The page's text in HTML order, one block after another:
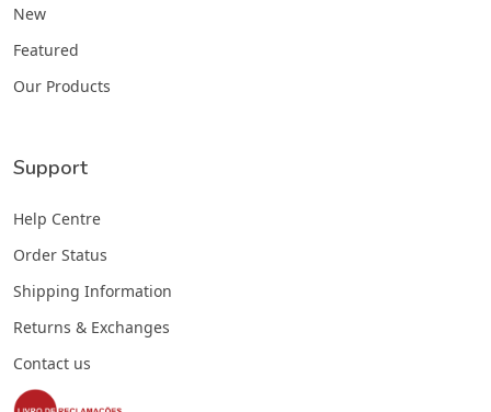
New
Featured
Our Products
Support
Help Centre
Order Status
Shipping Information
Returns & Exchanges
Contact us